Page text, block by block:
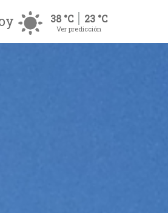
38 °C 23 °C
Ver predicción